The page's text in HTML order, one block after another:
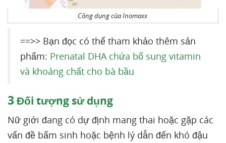
Công dụng của Inomaxx
==>> Bạn đọc có thể tham khảo thêm sản
phẩm: Prenatal DHA chứa bổ sung vitamin
và khoáng chất cho bà bầu
3Đối tượng sử dụng
Nữ giới đang có dự định mang thai hoặc gặp các
vấn đề bẩm sinh hoặc bệnh lý dẫn đến khó đậu